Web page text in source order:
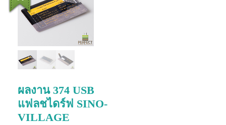
ผลงาน 374 USB
แฟลชไดร์ฟ SINO-
VILLAGE